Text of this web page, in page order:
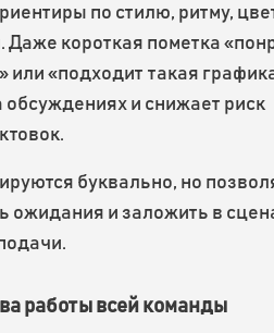
по стилю, ритму,
Даже короткая пометка
или «подходит такая
обсуждениях и снижает риск
буквально, но
ожидания и заложить в
работы всей команды